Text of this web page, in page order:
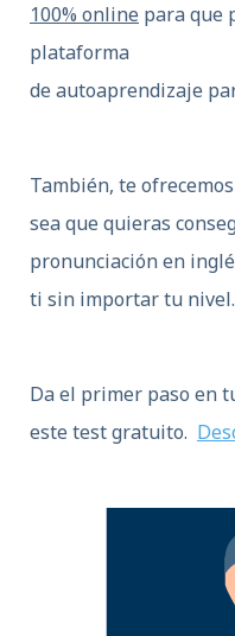
100% online para que
plataforma
de autoaprendizaje
También, te
sea que quieras
pronunciación en
ti sin importar tu nivel.
Da el primer paso en
este test gratuito.